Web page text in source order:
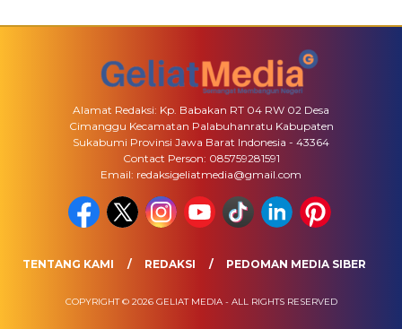
Alamat Redaksi: Kp. Babakan RT 04 RW 02 Desa
Cimanggu Kecamatan Palabuhanratu Kabupaten
Sukabumi Provinsi Jawa Barat Indonesia - 43364
Contact Person: 085759281591
Email: redaksigeliatmedia@gmail.com
TENTANG KAMI REDAKSI PEDOMAN MEDIA SIBER
COPYRIGHT © 2026 GELIAT MEDIA - ALL RIGHTS RESERVED